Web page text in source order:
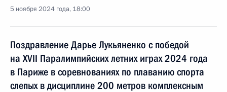
5 ноября 2024 года, 18:00
Поздравление Дарье Лукьяненко с победой
на XVII Паралимпийских летних играх 2024 года
в Париже в соревнованиях по плаванию спорта
слепых в дисциплине 200 метров комплексным